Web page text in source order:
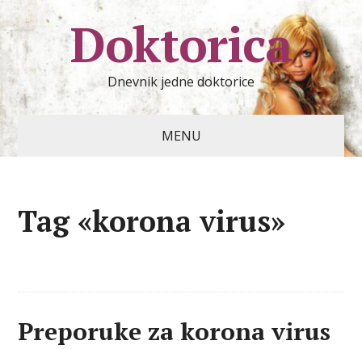
Doktorica
Dnevnik jedne doktorice
MENU
Tag «korona virus»
Preporuke za korona virus